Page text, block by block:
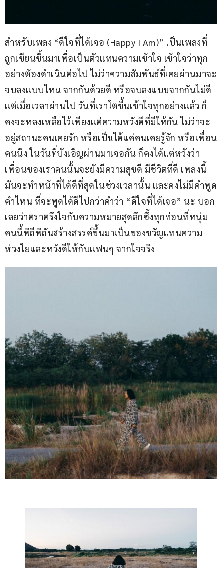
สำหรับเพลง “ดีใจที่ได้เจอ (Happy I Am)” เป็นเพลงที่
ถูกเขียนขึ้นมาเพื่อเป็นตัวแทนความเข้าใจ เข้าใจว่าทุก
อย่างต้องดำเนินต่อไป ไม่ว่าความสัมพันธ์ที่เคยผ่านมาจะ
จบลงแบบไหน จากกันด้วยดี หรือจบลงแบบจากกันไม่ดี
แต่เมื่อเวลาผ่านไป วันที่เราโตขึ้นเข้าใจทุกอย่างแล้ว ก็
คงจะหลงเหลือไว้เพียงแต่ความหวังดีที่มีให้กัน ไม่ว่าจะ
อยู่สถานะคนเคยรัก หรือเป็นได้แค่คนเคยรู้จัก หรือเพื่อน
คนนึง ในวันที่บังเอิญผ่านมาเจอกัน ก็คงได้แต่หวังว่า
เพื่อนของเราคนนั้นจะยังมีความสุขดี มีชีวิตที่ดี เพลงนี้
มันจะทำหน้าที่ได้ดีที่สุดในช่วงเวลานั้น และคงไม่มีคำพูด
คำไหน ที่จะพูดได้ดีไปกว่าคำว่า “ดีใจที่ได้เจอ” นะ บอก
เลยว่าตราตรึงใจกับความหมายสุดลึกซึ้งทุกท่อนที่หนุ่ม
คนนี้พิถีพิถันสร้างสรรค์ขึ้นมาเป็นของขวัญแทนความ
ห่วงใยและหวังดีให้กับแฟนๆ จากใจจริง